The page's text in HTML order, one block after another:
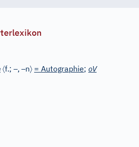
〈f.;–,–n〉 = Autographie; oV